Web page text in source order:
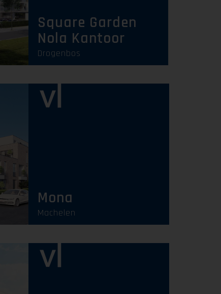
Square Garden
Nola Kantoor
Drogenbos
Mona
Machelen